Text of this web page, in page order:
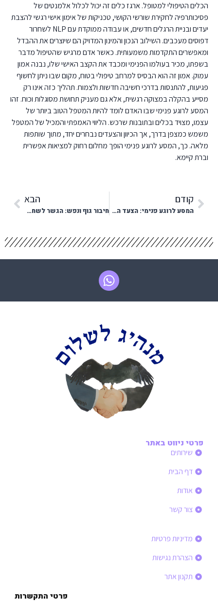
הכלים הטיפולי למטופל. ארגז כלים זה יכול לכלול אלמנטים של
פסיכותרפיה לחקירת שורשי הקושי, טכניקות של אימון אישי רגשי להצבת
יעדים ובניית הרגלים חדשים, או עבודה ממוקדת עם NLP לשחרור
דפוסים מעכבים. השילוב הנכון והמינון המדויק הם שיוצרים את ההבדל
ומאפשרים התקדמות משמעותית. כאשר אדם מרגיש שהטיפול מדבר
בשפתו, מכיר בעולמו הפנימי ומכבד את הקצב האישי שלו, נבנה אמון
עמוק. אמון זה הוא הבסיס למרחב טיפולי בטוח, מקום שבו ניתן לחשוף
פגיעות, להתנסות בדרכי חשיבה חדשות ולצמוח. תהליך כזה אינו רק
מסייע בהקלה במצוקה רגשית, אלא גם מעניק תחושת מסוגלות וכוח. זהו
המסע לרוגע פנימי שבו האדם לומד להיות המטפל הטוב ביותר של
עצמו, מצויד בכלים ובתובנות שרכש. הליווי האמפתי והמכיל של המטפל
משמש כמצפן בדרך, אך הכיוון והצעדים נבחרים יחד, מתוך שותפות
מלאה. כך, המסע לרוגע פנימי הופך מחלום רחוק למציאות אפשרית
וברת קיימא.
קודם
המסע לרוגע פנימי: הצעד הראשון מתחיל בהקשבה
הבא
חיבור גוף ונפש: הגשר לשחרור מצוקה רגשית
פרטי ניווט באתר
שירותים
דף הבית
אודות
צור קשר
מדיניות פרטיות
הצהרת נגישות
תקנון אתר
פרטי התקשרות